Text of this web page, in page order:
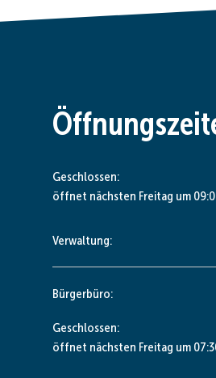
Klicken, um weitere Öffnungs-
Geschlossen:
öffnet nächsten Freitag um
Verwaltung:
Bürgerbüro:
Klicken, um weitere Öffnungs-
Geschlossen:
öffnet nächsten Freitag um